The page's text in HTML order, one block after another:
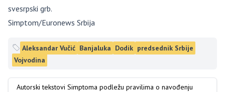
svesrpski grb.
Simptom/Euronews Srbija
Aleksandar Vučić Banjaluka Dodik predsednik Srbije
Vojvodina
Autorski tekstovi Simptoma podležu pravilima o navođenju